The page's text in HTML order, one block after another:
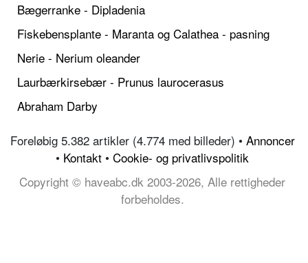
Bægerranke - Dipladenia
Fiskebensplante - Maranta og Calathea - pasning
Nerie - Nerium oleander
Laurbærkirsebær - Prunus laurocerasus
Abraham Darby
Foreløbig 5.382 artikler (4.774 med billeder) • Annoncer
• Kontakt • Cookie- og privatlivspolitik
Copyright © haveabc.dk 2003-2026, Alle rettigheder
forbeholdes.